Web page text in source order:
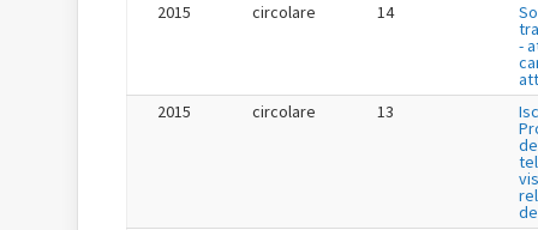
2015
circolare 14
-
2015
circolare 13